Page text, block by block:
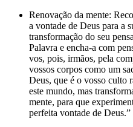
Renovação da mente:
a vontade de Deus para a
transformação do seu
Palavra e encha-a com
vos, pois, irmãos, pela
vossos corpos como um
Deus, que é o vosso culto
este mundo, mas
mente, para que
perfeita vontade de